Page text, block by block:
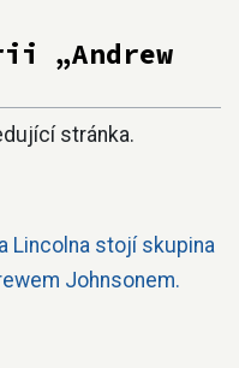
„Andrew
stránka.
Lincolna stojí skupina
Johnsonem.